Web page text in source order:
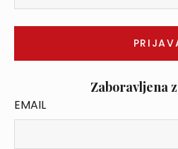
Zaboravljena
EMAIL